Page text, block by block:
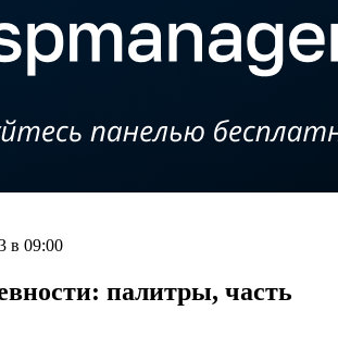
в 09:00
палитры, часть